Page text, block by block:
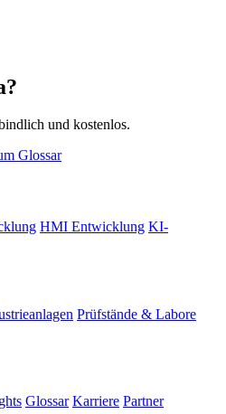
und kostenlos.
Glossar
HMI Entwicklung KI-
Prüfstände & Labore
Glossar Karriere Partner